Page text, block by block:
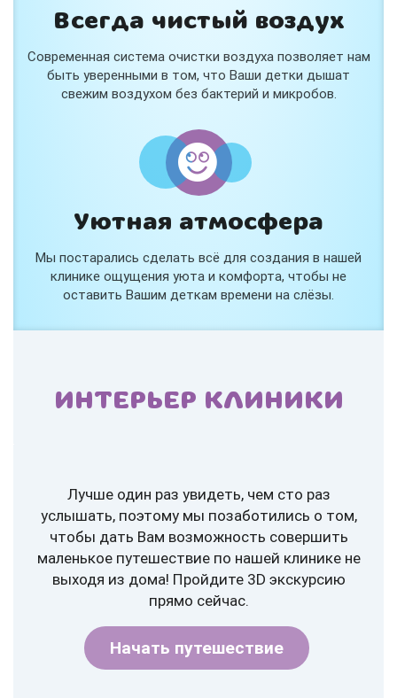
Всегда чистый воздух
Современная система очистки воздуха позволяет нам
быть уверенными в том, что Ваши детки дышат
свежим воздухом без бактерий и микробов.
Уютная атмосфера
Мы постарались сделать всё для создания в нашей
клинике ощущения уюта и комфорта, чтобы не
оставить Вашим деткам времени на слёзы.
ИНТЕРЬЕР КЛИНИКИ
Лучше один раз увидеть, чем сто раз
услышать, поэтому мы позаботились о том,
чтобы дать Вам возможность совершить
маленькое путешествие по нашей клинике не
выходя из дома! Пройдите 3D экскурсию
прямо сейчас.
Начать путешествие